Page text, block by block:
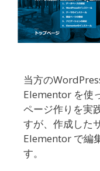
当方の
Elementor を使
ページ作りを実
すが、作成した
Elementor で編
す。